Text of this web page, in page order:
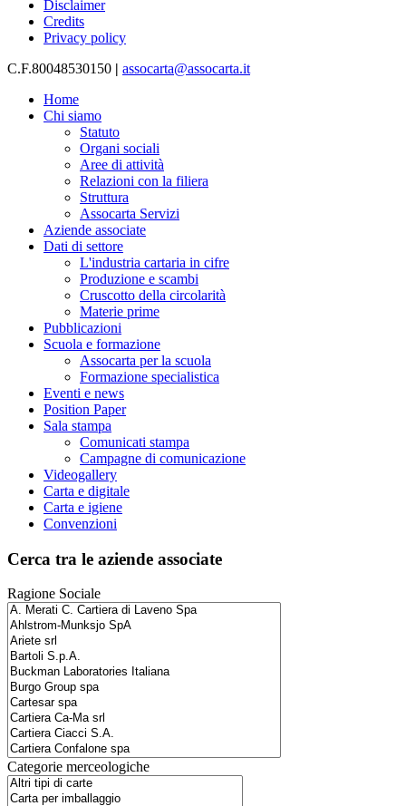
Disclaimer
Credits
Privacy policy
C.F.80048530150 | assocarta@assocarta.it
Home
Chi siamo
Statuto
Organi sociali
Aree di attività
Relazioni con la filiera
Struttura
Assocarta Servizi
Aziende associate
Dati di settore
L'industria cartaria in cifre
Produzione e scambi
Cruscotto della circolarità
Materie prime
Pubblicazioni
Scuola e formazione
Assocarta per la scuola
Formazione specialistica
Eventi e news
Position Paper
Sala stampa
Comunicati stampa
Campagne di comunicazione
Videogallery
Carta e digitale
Carta e igiene
Convenzioni
Cerca tra le aziende associate
Ragione Sociale
Categorie merceologiche